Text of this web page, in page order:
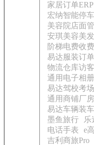
家居订单
宏纳智能停
美容院店面
安琪美容美
阶梯电费收
易达服装订
物流仓库访
通用电子相
易达驾校考
通用商铺厂
易达车辆装
墨鱼旅行
乐
电话手表
e
吉利商旅Pro